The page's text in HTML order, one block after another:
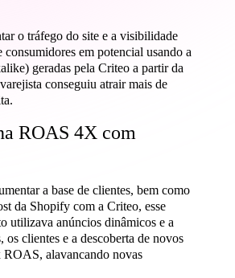
o tráfego do site e a visibilidade
em potencial usando a
geradas pela Criteo a partir da
conseguiu atrair mais de
ROAS 4X com
a base de clientes, bem como
da Shopify com a Criteo, esse
utilizava anúncios dinâmicos e a
clientes e a descoberta de novos
ROAS, alavancando novas